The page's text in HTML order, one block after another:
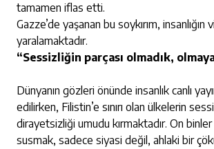
tamamen iflas etti.
Gazze’de yaşanan bu soykırım, insanlığın
yaralamaktadır.
“Sessizliğin parçası olmadık,
Dünyanın gözleri önünde insanlık canlı
edilirken, Filistin’e sınırı olan ülkelerin
dirayetsizliği umudu kırmaktadır. On
susmak, sadece siyasi değil, ahlaki bir